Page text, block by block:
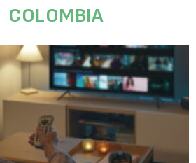
COLOMBIA